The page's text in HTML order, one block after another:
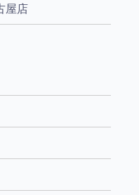
屋店